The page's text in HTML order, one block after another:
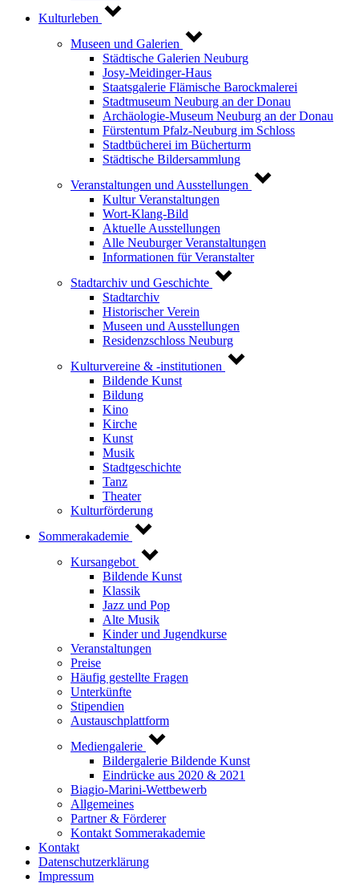
Kulturleben
Museen und Galerien
Städtische Galerien Neuburg
Josy-Meidinger-Haus
Staatsgalerie Flämische Barockmalerei
Stadtmuseum Neuburg an der Donau
Archäologie-Museum Neuburg an der Donau
Fürstentum Pfalz-Neuburg im Schloss
Stadtbücherei im Bücherturm
Städtische Bildersammlung
Veranstaltungen und Ausstellungen
Kultur Veranstaltungen
Wort-Klang-Bild
Aktuelle Ausstellungen
Alle Neuburger Veranstaltungen
Informationen für Veranstalter
Stadtarchiv und Geschichte
Stadtarchiv
Historischer Verein
Museen und Ausstellungen
Residenzschloss Neuburg
Kulturvereine & -institutionen
Bildende Kunst
Bildung
Kino
Kirche
Kunst
Musik
Stadtgeschichte
Tanz
Theater
Kulturförderung
Sommerakademie
Kursangebot
Bildende Kunst
Klassik
Jazz und Pop
Alte Musik
Kinder und Jugendkurse
Veranstaltungen
Preise
Häufig gestellte Fragen
Unterkünfte
Stipendien
Austauschplattform
Mediengalerie
Bildergalerie Bildende Kunst
Eindrücke aus 2020 & 2021
Biagio-Marini-Wettbewerb
Allgemeines
Partner & Förderer
Kontakt Sommerakademie
Kontakt
Datenschutzerklärung
Impressum